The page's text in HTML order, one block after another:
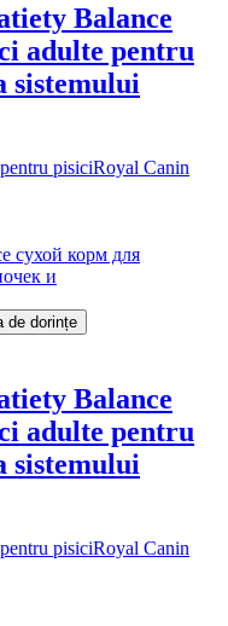
Balance
adulte pentru
sistemului
pisiciRoyal Canin
de dorințe
Balance
adulte pentru
sistemului
pisiciRoyal Canin